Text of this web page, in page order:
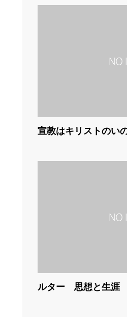
宣教はキリストのい
ルター 思想と生涯